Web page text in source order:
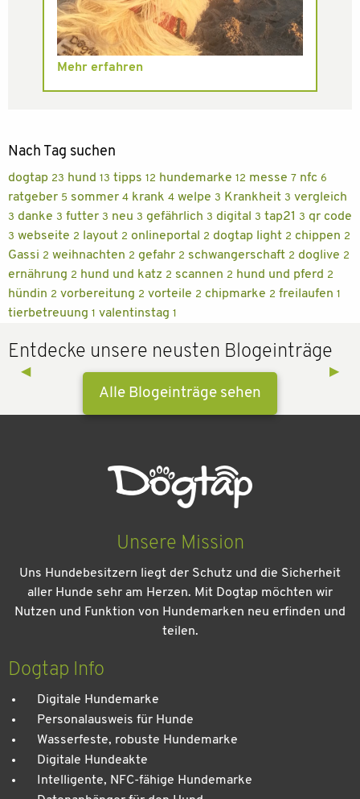
Mehr erfahren
Nach Tag suchen
dogtap 23 hund 13 tipps 12 hundemarke 12 messe 7 nfc 6
ratgeber 5 sommer 4 krank 4 welpe 3 Krankheit 3 vergleich
3 danke 3 futter 3 neu 3 gefährlich 3 digital 3 tap21 3 qr code
3 webseite 2 layout 2 onlineportal 2 dogtap light 2 chippen 2
Gassi 2 weihnachten 2 gefahr 2 schwangerschaft 2 doglive 2
ernährung 2 hund und katz 2 scannen 2 hund und pferd 2
hündin 2 vorbereitung 2 vorteile 2 chipmarke 2 freilaufen 1
tierbetreuung 1 valentinstag 1
Entdecke unsere neusten Blogeinträge
Previous Slide
◀︎ Next
▶︎
Kein Urlaub ohne meinen Hund: Leitfaden für einen
Alle Blogeinträge sehen
Unsere Mission
Uns Hundebesitzern liegt der Schutz und die Sicherheit
aller Hunde sehr am Herzen. Mit Dogtap möchten wir
Nutzen und Funktion von Hundemarken neu erfinden und
teilen.
Dogtap Info
Digitale Hundemarke
Personalausweis für Hunde
Wasserfeste, robuste Hundemarke
Digitale Hundeakte
Intelligente, NFC-fähige Hundemarke